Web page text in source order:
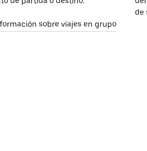
sobre viajes en grupo
de